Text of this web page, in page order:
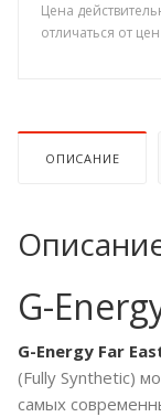
Цена
отличаться от
ОПИСАНИЕ
G-
G-Energy Far
(Fully Synthetic)
самых